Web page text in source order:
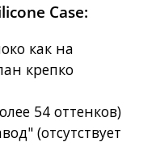
Case:
как на
крепко
54 оттенков)
(отсутствует